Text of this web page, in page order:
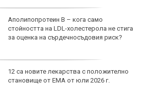
Аполипопротеин B – кога само
стойността на LDL-холестерола не стига
за оценка на сърдечносъдовия риск?
12 са новите лекарства с положително
становище от ЕМА от юли 2026 г.